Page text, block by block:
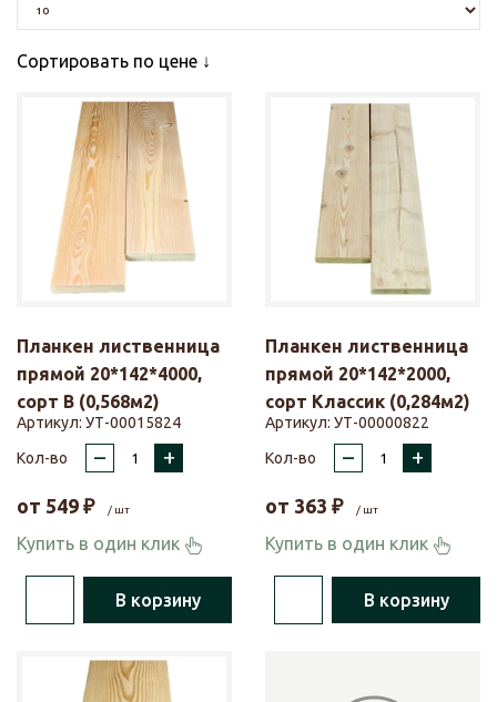
Сортировать по цене
Планкен лиственница
прямой 20*142*4000,
сорт В (0,568м2)
Артикул: УТ-00015824
Кол-во
– +
от 549 ₽ / шт
Купить в один клик
В корзину
Планкен лиственница
прямой 20*142*2000,
сорт Классик (0,284м2)
Артикул: УТ-00000822
Кол-во
– +
от 363 ₽ / шт
Купить в один клик
В корзину